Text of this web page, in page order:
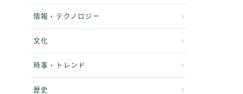
情報・テクノロジー
文化
時事・トレンド
歴史